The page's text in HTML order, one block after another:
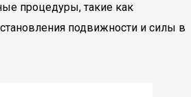
процедуры, такие как
подвижности и силы в